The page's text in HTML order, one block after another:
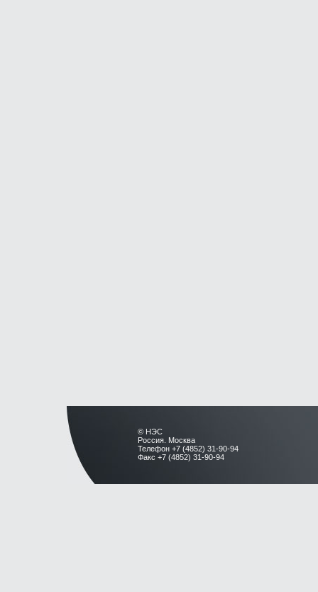
© НЭС
Россия. Москва
Телефон +7 (4852) 31-90-94
Факс +7 (4852) 31-90-94